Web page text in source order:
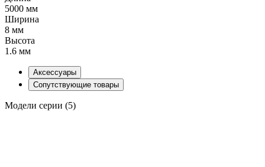
5000 мм
Ширина
8 мм
Высота
1.6 мм
Аксессуары
Сопутствующие товары
Модели серии (5)